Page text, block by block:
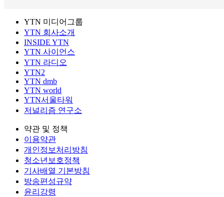
YTN 미디어그룹
YTN 회사소개
INSIDE YTN
YTN 사이언스
YTN 라디오
YTN2
YTN dmb
YTN world
YTN서울타워
저널리즘 연구소
약관 및 정책
이용약관
개인정보처리방침
청소년보호정책
기사배열 기본방침
방송편성규약
윤리강령